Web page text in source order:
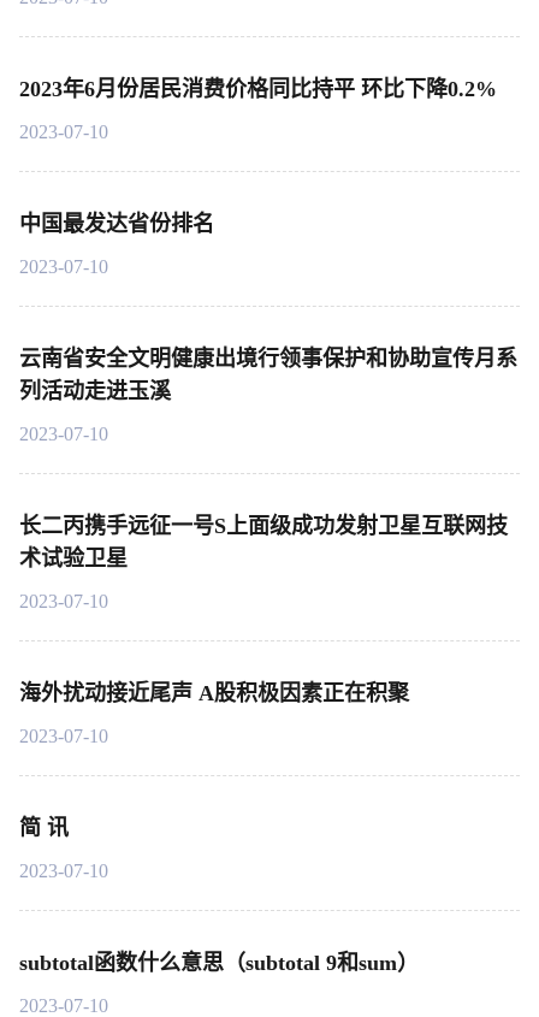
2023年6月份居民消费价格同比持平 环比下降0.2%
2023-07-10
中国最发达省份排名
2023-07-10
云南省安全文明健康出境行领事保护和协助宣传月系
列活动走进玉溪
2023-07-10
长二丙携手远征一号S上面级成功发射卫星互联网技
术试验卫星
2023-07-10
海外扰动接近尾声 A股积极因素正在积聚
2023-07-10
简 讯
2023-07-10
subtotal函数什么意思（subtotal 9和sum）
2023-07-10